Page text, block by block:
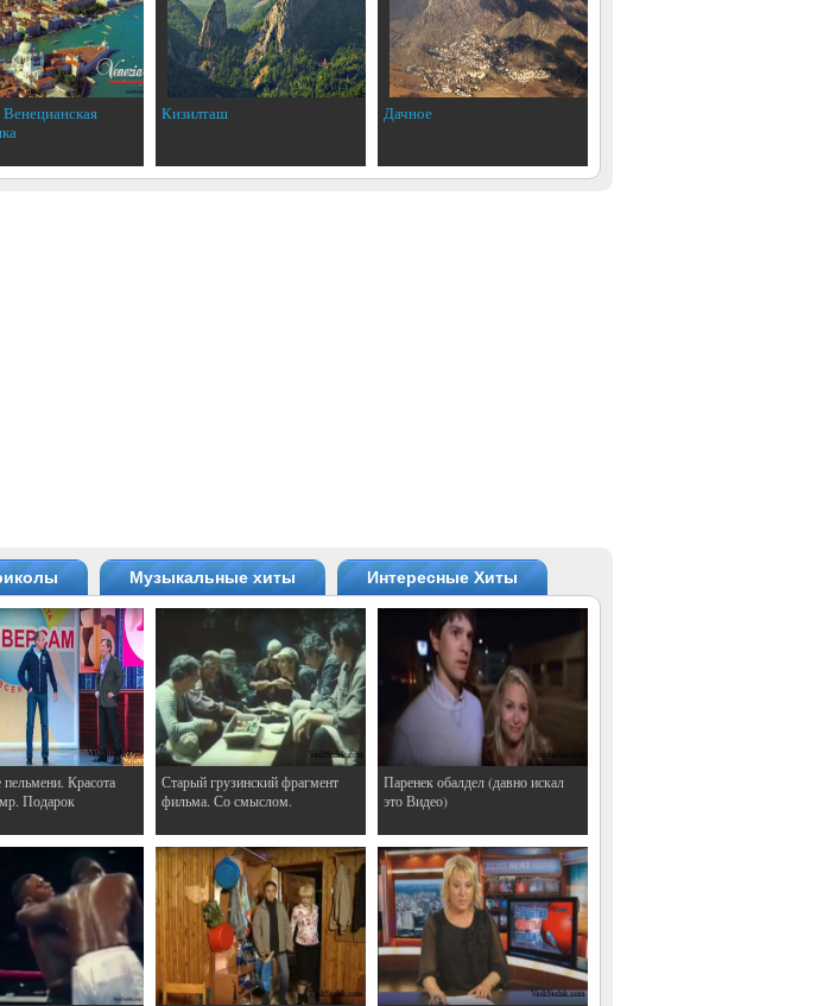
Кизилташ Дачное
Музыкальные хиты Интересные Хиты
пельмени. Красота
Подарок
Старый грузинский фрагмент
фильма. Со смыслом.
Паренек обалдел (давно искал
это Видео)